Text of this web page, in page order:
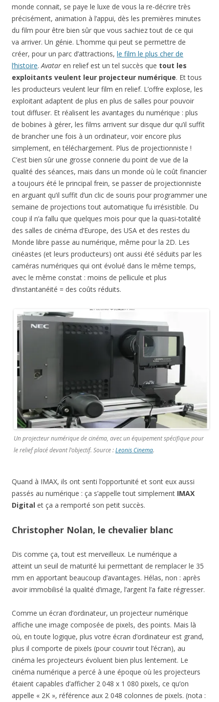
monde connait, se paye le luxe de vous la re-décrire très
précisément, animation à l’appui, dès les premières minutes
du film pour être bien sûr que vous sachiez tout de ce qui
va arriver. Un génie. L’homme qui peut se permettre de
créer, pour un parc d’attractions, le film le plus cher de
l’histoire. Avatar en relief est un tel succès que tout les
exploitants veulent leur projecteur numérique. Et tous
les producteurs veulent leur film en relief. L’offre explose, les
exploitant adaptent de plus en plus de salles pour pouvoir
tout diffuser. Et réalisent les avantages du numérique : plus
de bobines à gérer, les films arrivent sur disque dur qu’il suffit
de brancher une fois à un ordinateur, voir encore plus
simplement, en téléchargement. Plus de projectionniste !
C’est bien sûr une grosse connerie du point de vue de la
qualité des séances, mais dans un monde où le coût financier
a toujours été le principal frein, se passer de projectionniste
en arguant qu’il suffit d’un clic de souris pour programmer une
semaine de projections tout automatique fu irrésistible. Du
coup il n’a fallu que quelques mois pour que la quasi-totalité
des salles de cinéma d’Europe, des USA et des restes du
Monde libre passe au numérique, même pour la 2D. Les
cinéastes (et leurs producteurs) ont aussi été séduits par les
caméras numériques qui ont évolué dans le même temps,
avec le même constat : moins de pellicule et plus
d’instantanéité = des coûts réduits.
Un projecteur numérique de cinéma, avec un équipement spécifique pour
le relief placé devant l’objectif. Source :Leonis Cinema.
Quand à IMAX, ils ont senti l’opportunité et sont eux aussi
passés au numérique : ça s’appelle tout simplement IMAX
Digital et ça a remporté son petit succès.
Christopher Nolan, le chevalier blanc
Dis comme ça, tout est merveilleux. Le numérique a
atteint un seuil de maturité lui permettant de remplacer le 35
mm en apportant beaucoup d’avantages. Hélas, non : après
avoir immobilisé la qualité d’image, l’argent l’a faite régresser.
Comme un écran d’ordinateur, un projecteur numérique
affiche une image composée de pixels, des points. Mais là
où, en toute logique, plus votre écran d’ordinateur est grand,
plus il comporte de pixels (pour couvrir tout l’écran), au
cinéma les projecteurs évoluent bien plus lentement. Le
cinéma numérique a percé à une époque où les projecteurs
étaient capables d’afficher 2 048 x 1 080 pixels, ce qu’on
appelle « 2K », référence aux 2 048 colonnes de pixels. (nota :